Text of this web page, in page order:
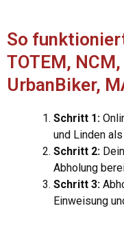
So
TOTEM,
UrbanBiker,
Schritt 1:
und Linden
Schritt 2:
Abholung
Schritt 3:
Einweisung